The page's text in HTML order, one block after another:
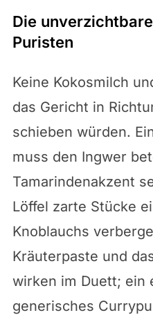
Die
Puristen
Keine Kokosmilch
das Gericht in
schieben würden.
muss den Ingwer
Tamarindenakzent
Löffel zarte Stücke
Knoblauchs
Kräuterpaste und
wirken im Duett; ein
generisches